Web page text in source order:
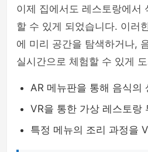
이제 집에서도 레스토랑에서
할 수 있게 되었습니다. 이러
에 미리 공간을 탐색하거나,
실시간으로 체험할 수 있게
AR 메뉴판을 통해 음식의
VR을 통한 가상 레스토랑
특정 메뉴의 조리 과정을